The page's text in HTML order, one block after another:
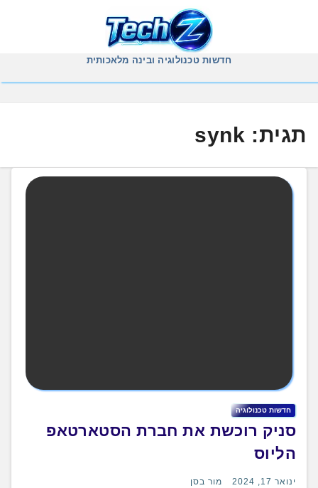
חדשות טכנולוגיה ובינה מלאכותית
תגית: synk
חדשות טכנולוגיה
סניק רוכשת את חברת הסטארטאפ
הליוס
ינואר 17, 2024 מור בסן